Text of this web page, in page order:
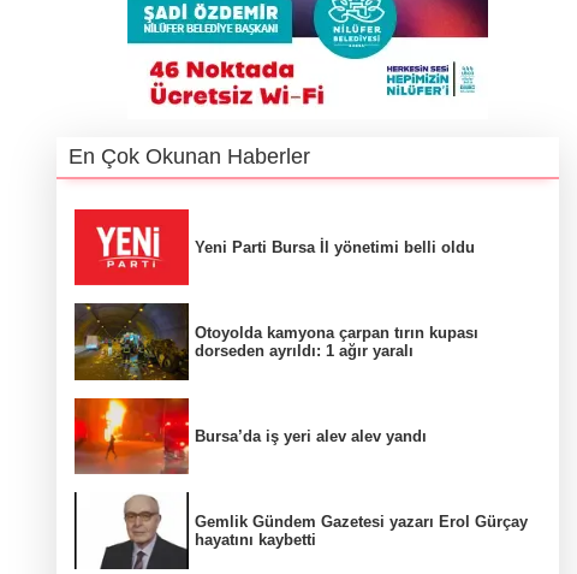
En Çok Okunan Haberler
Yeni Parti Bursa İl yönetimi belli oldu
Otoyolda kamyona çarpan tırın kupası
dorseden ayrıldı: 1 ağır yaralı
Bursa’da iş yeri alev alev yandı
Gemlik Gündem Gazetesi yazarı Erol Gürçay
hayatını kaybetti